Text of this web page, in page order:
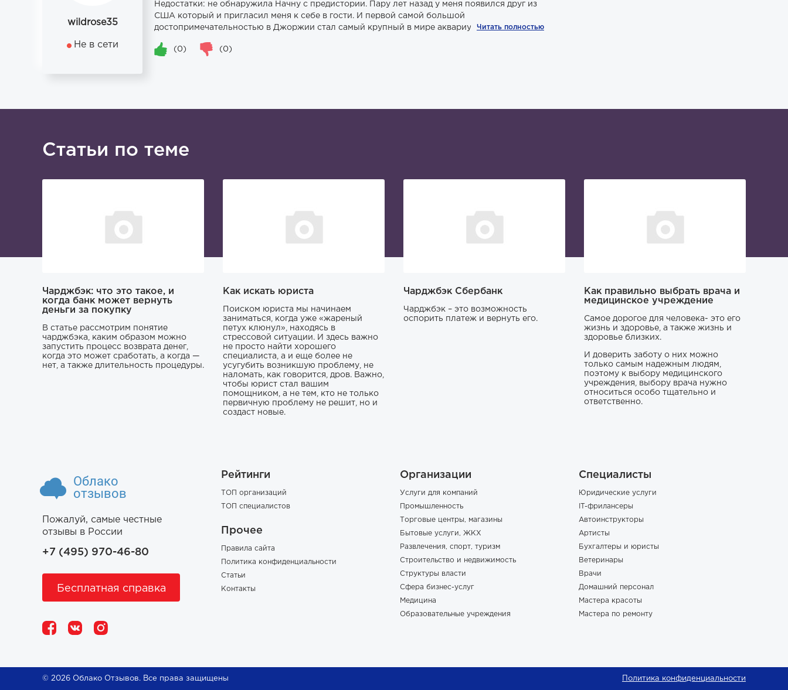
wildrose35
Не в сети
Недостатки: не обнаружила Начну с предистории. Пару лет назад у меня появился друг из
США который и пригласил меня к себе в гости. И первой самой большой
достопримечательностью в Джоржии стал самый крупный в мире аквариум, океанари...
Читать полностью
(0) (0)
Статьи по теме
Чарджбэк: что это такое, и
когда банк может вернуть
деньги за покупку
В статье рассмотрим понятие
чарджбэка, каким образом можно
запустить процесс возврата денег,
когда это может сработать, а когда —
нет, а также длительность процедуры.
Как искать юриста
Поиском юриста мы начинаем
заниматься, когда уже «жареный
петух клюнул», находясь в
стрессовой ситуации. И здесь важно
не просто найти хорошего
специалиста, а и еще более не
усугубить возникшую проблему, не
наломать, как говорится, дров. Важно,
чтобы юрист стал вашим
помощником, а не тем, кто не только
первичную проблему не решит, но и
создаст новые.
Чарджбэк Сбербанк
Чарджбэк – это возможность
оспорить платеж и вернуть его.
Как правильно выбрать врача и
медицинское учреждение
Самое дорогое для человека- это его
жизнь и здоровье, а также жизнь и
здоровье близких.
И доверить заботу о них можно
только самым надежным людям,
поэтому к выбору медицинского
учреждения, выбору врача нужно
относиться особо тщательно и
ответственно.
Облако
отзывов
Пожалуй, самые честные
отзывы в России
+7 (495) 970-46-80
Бесплатная справка
Рейтинги
ТОП организаций
ТОП специалистов
Прочее
Правила сайта
Политика конфиденциальности
Статьи
Контакты
Организации
Услуги для компаний
Промышленность
Торговые центры, магазины
Бытовые услуги, ЖКХ
Развлечения, спорт, туризм
Строительство и недвижимость
Структуры власти
Сфера бизнес-услуг
Медицина
Образовательные учреждения
Специалисты
Юридические услуги
IT-фрилансеры
Автоинструкторы
Артисты
Бухгалтеры и юристы
Ветеринары
Врачи
Домашний персонал
Мастера красоты
Мастера по ремонту
© 2026 Облако Отзывов. Все права защищены Политика конфиденциальности